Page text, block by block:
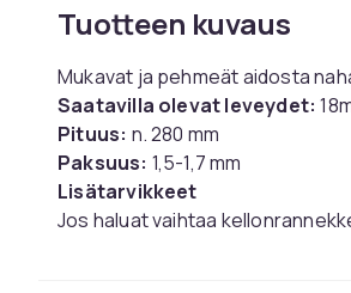
Tuotteen kuvaus
Mukavat ja pehmeät aidosta
Saatavilla olevat leveydet:
Pituus: n. 280 mm
Paksuus: 1,5-1,7 mm
Lisätarvikkeet
Jos haluat vaihtaa